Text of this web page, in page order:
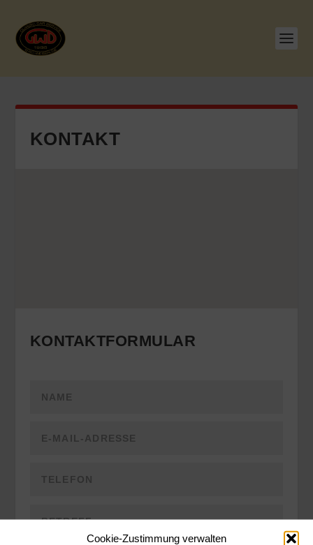
Cookie-Zustimmung verwalten
KONTAKT
KONTAKTFORMULAR